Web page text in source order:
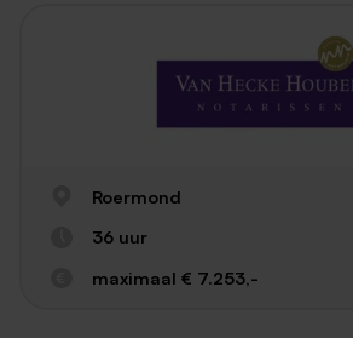
Roermond
36 uur
maximaal € 7.253,-